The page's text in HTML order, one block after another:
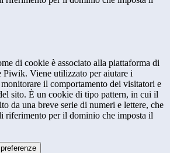
di cookie è associato alla piattaforma di
Piwik. Viene utilizzato per aiutare i
il comportamento dei visitatori e
sito. È un cookie di tipo pattern, in cui il
da una breve serie di numeri e lettere, che
riferimento per il dominio che imposta il